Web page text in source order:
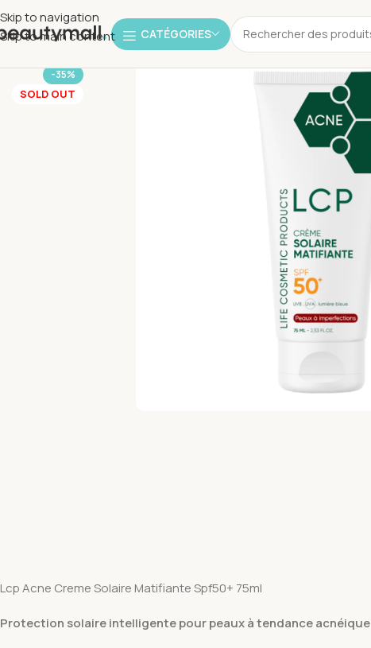
Skip to navigation
Skip to main content
CATÉGORIES
-35%
SOLD OUT
Lcp Acne Creme Solaire Matifiante Spf50+ 75ml
Protection solaire intelligente pour peaux à tendance acnéique